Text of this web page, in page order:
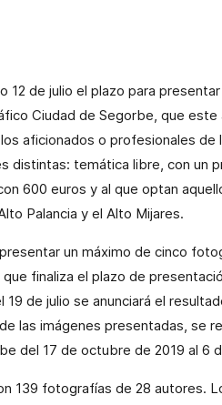
12 de julio el plazo para
Ciudad de Segorbe, que este
aficionados o profesionales de
distintas: temática libre, con un
600 euros y al que optan
Palancia y el Alto Mijares.
un máximo de cinco
finaliza el plazo de
de julio se anunciará el
las imágenes presentadas, se
del 17 de octubre de 2019 al 6
139 fotografías de 28 autores.